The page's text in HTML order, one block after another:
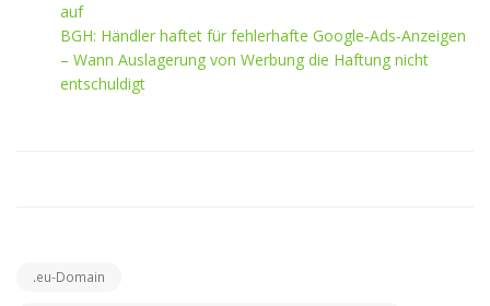
auf
BGH: Händler haftet für fehlerhafte Google‑Ads‑Anzeigen
– Wann Auslagerung von Werbung die Haftung nicht
entschuldigt
.eu-Domain